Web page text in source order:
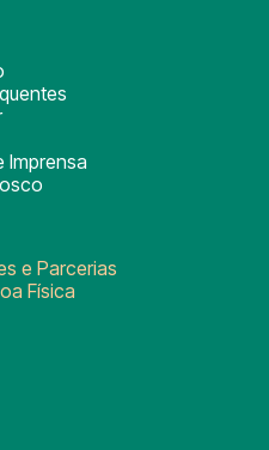
Imprensa
e Parcerias
Física